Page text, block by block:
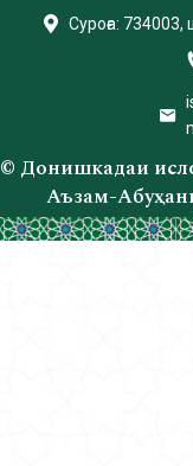
Суроға:
© Донишкадаи
Аъзам-